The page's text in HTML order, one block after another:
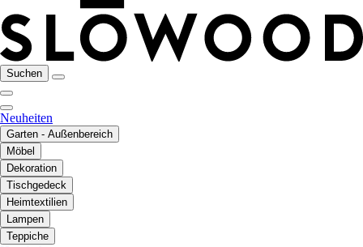
Suchen
Neuheiten
Garten - Außenbereich
Möbel
Dekoration
Tischgedeck
Heimtextilien
Lampen
Teppiche